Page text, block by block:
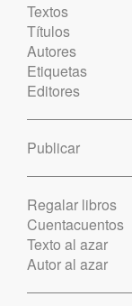
Textos
Títulos
Autores
Etiquetas
Editores
Publicar
Regalar libros
Cuentacuentos
Texto al azar
Autor al azar